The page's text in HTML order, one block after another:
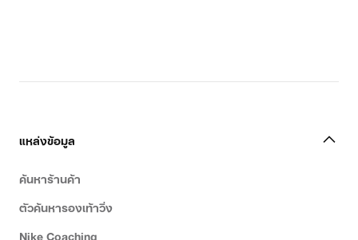
แหล่งข้อมูล
ค้นหาร้านค้า
ตัวค้นหารองเท้าวิ่ง
Nike Coaching